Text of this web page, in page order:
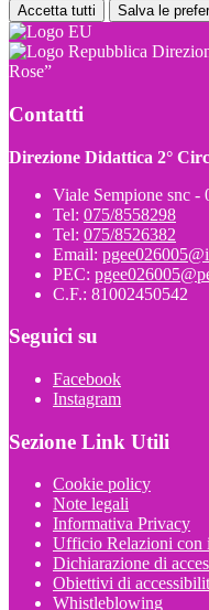
Accetta tutti Salva le
Rose”
Contatti
Direzione Didattica 2°
Viale Sempione snc
Tel: 075/8558298
Tel: 075/8526382
Email:
PEC:
C.F.: 81002450542
Seguici su
Facebook
Instagram
Sezione Link Utili
Cookie policy
Note legali
Informativa Privacy
Ufficio Relazioni con
Dichiarazione di
Obiettivi di
Whistleblowing